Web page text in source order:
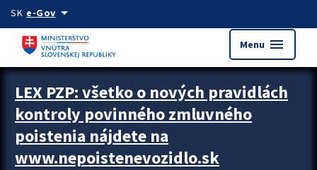
Preskocit na hlavný obsah
SK e-Govarrow_drop_down
Menu menu
Zastavit automatický posun upútavok
LEX PZP: všetko o nových pravidlách
kontroly povinného zmluvného
poistenia nájdete na
www.nepoistenevozidlo.sk